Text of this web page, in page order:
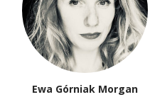
Ewa Górniak Morgan